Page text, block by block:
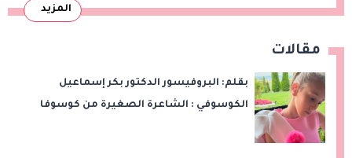
المزيد
مقالات
بقلم: البروفيسور الدكتور بكر إسماعيل
الكوسوفي : الشاعرة الصغيرة من كوسوفا